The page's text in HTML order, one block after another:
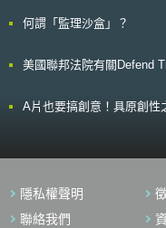
權人反向提出之新要約，或
FRAND原則之授權條款，或
應合宜妥善解決紛爭： 如雙方因授權而生紛爭，建議尋求替代爭議解
就管轄法院達成合意，而非單方面
眾意見的主要議題如下： （1）2021政策宣言草案是否較可適當平衡SEP專
SEP被授權人願意及不願意接受
是否曾經或應就SEP授權協議
何謂「監理沙盒」？
美國聯邦法院有關Defend
A片也要搞創意！具原創性
隱私權聲明
聯絡我們